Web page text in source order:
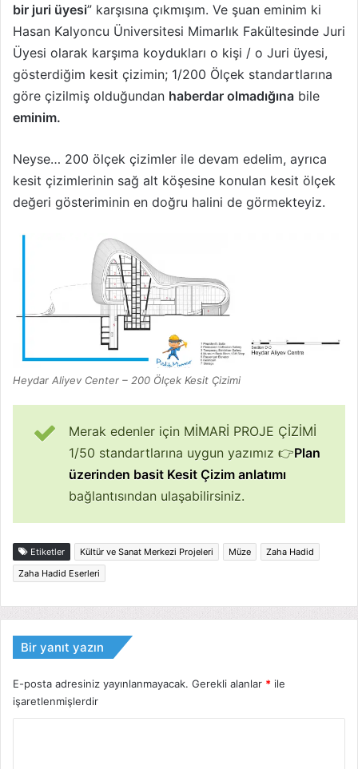
bir juri üyesi” karşısına çıkmışım. Ve şuan eminim ki
Hasan Kalyoncu Üniversitesi Mimarlık Fakültesinde Juri
Üyesi olarak karşıma koydukları o kişi / o Juri üyesi,
gösterdiğim kesit çizimin; 1/200 Ölçek standartlarına
göre çizilmiş olduğundan haberdar olmadığına bile
eminim.
Neyse… 200 ölçek çizimler ile devam edelim, ayrıca
kesit çizimlerinin sağ alt köşesine konulan kesit ölçek
değeri gösteriminin en doğru halini de görmekteyiz.
Heydar Aliyev Center – 200 Ölçek Kesit Çizimi
Merak edenler için MİMARİ PROJE ÇİZİMİ
1/50 standartlarına uygun yazımız 👉Plan
üzerinden basit Kesit Çizim anlatımı
bağlantısından ulaşabilirsiniz.
Etiketler Kültür ve Sanat Merkezi Projeleri Müze
Zaha Hadid
Zaha Hadid Eserleri
Bir yanıt yazın
E-posta adresiniz yayınlanmayacak. Gerekli alanlar * ile
işaretlenmişlerdir